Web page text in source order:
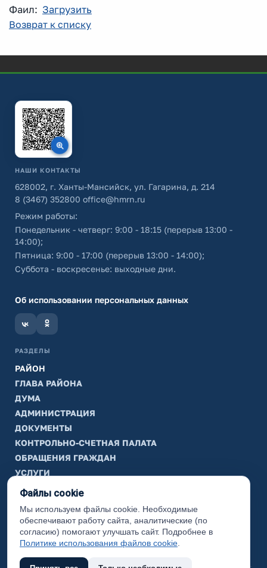
Фаил: Загрузить
Возврат к списку
НАШИ КОНТАКТЫ
628002, г. Ханты-Мансийск, ул. Гагарина, д. 214
8 (3467) 352800 office@hmrn.ru
Режим работы:
Понедельник - четверг: 9:00 - 18:15 (перерыв 13:00 -
14:00);
Пятница: 9:00 - 17:00 (перерыв 13:00 - 14:00);
Суббота - воскресенье: выходные дни.
Об использовании персональных данных
РАЗДЕЛЫ
РАЙОН
ГЛАВА РАЙОНА
ДУМА
АДМИНИСТРАЦИЯ
ДОКУМЕНТЫ
КОНТРОЛЬНО-СЧЕТНАЯ ПАЛАТА
ОБРАЩЕНИЯ ГРАЖДАН
УСЛУГИ
ТИК
ИНФОРМАЦИЯ
Законодательная карта
Карта сайта
Файлы cookie
Мы используем файлы cookie. Необходимые
обеспечивают работу сайта, аналитические (по
согласию) помогают улучшать сайт. Подробнее в
Политике использования файлов cookie